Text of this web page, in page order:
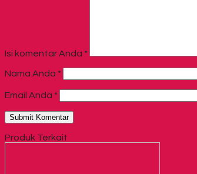
Isi komentar Anda *
Nama Anda *
Email Anda *
Produk Terkait